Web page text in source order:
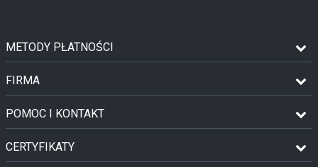
METODY PŁATNOŚCI
FIRMA
POMOC I KONTAKT
CERTYFIKATY